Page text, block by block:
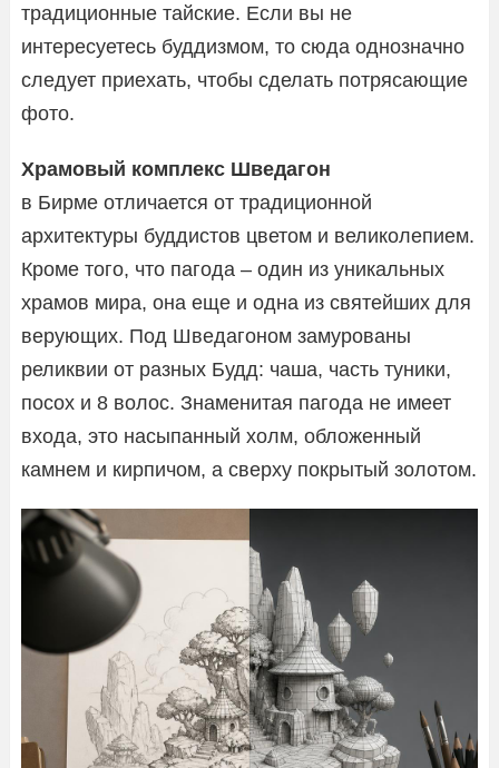
традиционные тайские. Если вы не
интересуетесь буддизмом, то сюда однозначно
следует приехать, чтобы сделать потрясающие
фото.
Храмовый комплекс Шведагон
в Бирме отличается от традиционной
архитектуры буддистов цветом и великолепием.
Кроме того, что пагода – один из уникальных
храмов мира, она еще и одна из святейших для
верующих. Под Шведагоном замурованы
реликвии от разных Будд: чаша, часть туники,
посох и 8 волос. Знаменитая пагода не имеет
входа, это насыпанный холм, обложенный
камнем и кирпичом, а сверху покрытый золотом.